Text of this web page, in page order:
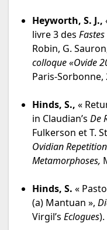
Heyworth, S. J.,
livre 3 des Fastes
Robin, G.
colloque «Ovide
Paris-Sorbonne,
Hinds, S., «
in Claudian’s De
Fulkerson et T.
Ovidian
Metamorphoses,
Hinds, S. «
(a) Mantuan »,
Virgil’s Eclogues).